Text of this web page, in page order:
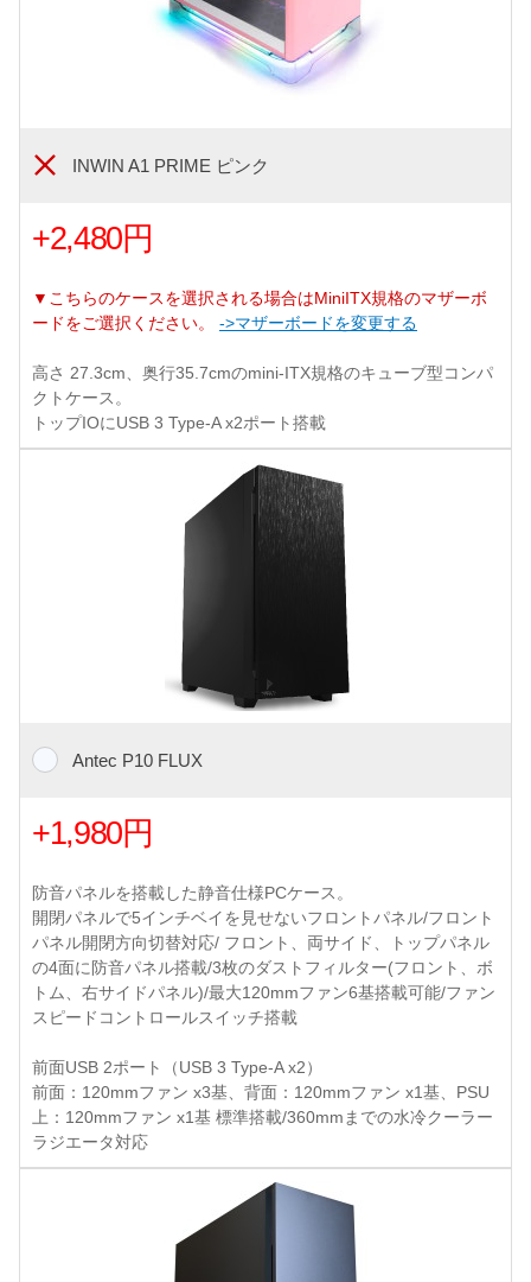
INWIN A1 PRIME ピンク
+2,480円
▼こちらのケースを選択される場合はMiniITX規格のマザーボ
ードをご選択ください。 ->マザーボードを変更する
高さ 27.3cm、奥行35.7cmのmini-ITX規格のキューブ型コンパ
クトケース。
トップIOにUSB 3 Type-A x2ポート搭載
Antec P10 FLUX
+1,980円
防音パネルを搭載した静音仕様PCケース。
開閉パネルで5インチベイを見せないフロントパネル/フロント
パネル開閉方向切替対応/ フロント、両サイド、トップパネル
の4面に防音パネル搭載/3枚のダストフィルター(フロント、ボ
トム、右サイドパネル)/最大120mmファン6基搭載可能/ファン
スピードコントロールスイッチ搭載
前面USB 2ポート（USB 3 Type-A x2）
前面：120mmファン x3基、背面：120mmファン x1基、PSU
上：120mmファン x1基 標準搭載/360mmまでの水冷クーラー
ラジエータ対応